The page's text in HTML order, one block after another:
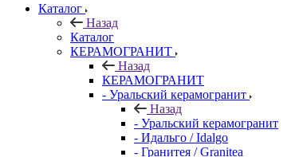
Каталог
Назад
Каталог
КЕРАМОГРАНИТ
Назад
КЕРАМОГРАНИТ
- Уральский керамогранит
Назад
- Уральский керамогранит
- Идальго / Idalgo
- Гранитея / Granitea